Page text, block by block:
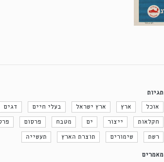
תגיות
אוכל ארץ ארץ ישראל בעלי חיים דגים
חקלאות ייצור ים מטבח פרסום
רשת שימורים תוצרת הארץ תעשייה
מאמרים